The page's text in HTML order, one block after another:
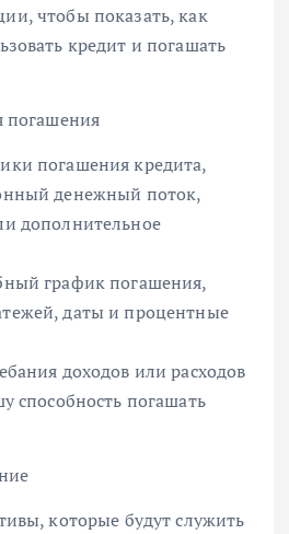
чтобы показать, как
кредит и погашать
погашения
погашения кредита,
денежный поток,
дополнительное
график погашения,
даты и процентные
доходов или расходов
способность погашать
которые будут служить